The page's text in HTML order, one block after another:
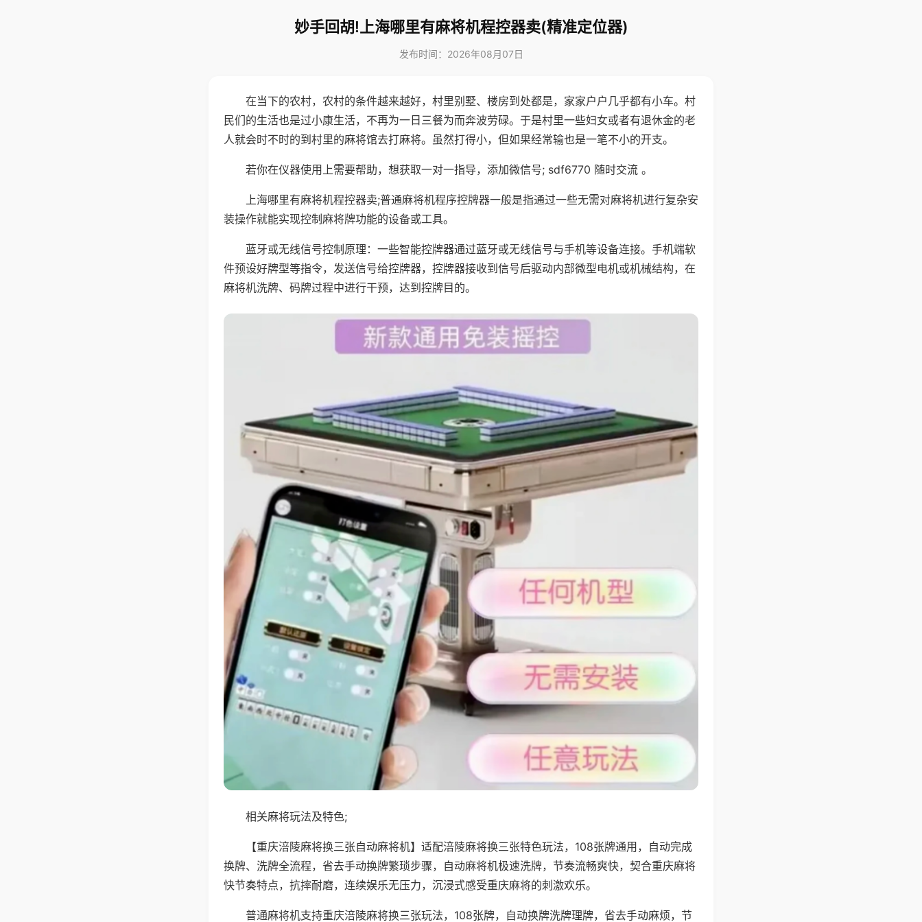
妙手回胡!上海哪里有麻将机程控器卖(精准定位器)
发布时间：2026年08月07日
在当下的农村，农村的条件越来越好，村里别墅、楼房到处都是，家家户户几乎都有小车。村
民们的生活也是过小康生活，不再为一日三餐为而奔波劳碌。于是村里一些妇女或者有退休金的老
人就会时不时的到村里的麻将馆去打麻将。虽然打得小，但如果经常输也是一笔不小的开支。
若你在仪器使用上需要帮助，想获取一对一指导，添加微信号; sdf6770 随时交流 。
上海哪里有麻将机程控器卖;普通麻将机程序控牌器一般是指通过一些无需对麻将机进行复杂安
装操作就能实现控制麻将牌功能的设备或工具。
蓝牙或无线信号控制原理：一些智能控牌器通过蓝牙或无线信号与手机等设备连接。手机端软
件预设好牌型等指令，发送信号给控牌器，控牌器接收到信号后驱动内部微型电机或机械结构，在
麻将机洗牌、码牌过程中进行干预，达到控牌目的。
相关麻将玩法及特色;
【重庆涪陵麻将换三张自动麻将机】适配涪陵麻将换三张特色玩法，108张牌通用，自动完成
换牌、洗牌全流程，省去手动换牌繁琐步骤，自动麻将机极速洗牌，节奏流畅爽快，契合重庆麻将
快节奏特点，抗摔耐磨，连续娱乐无压力，沉浸式感受重庆麻将的刺激欢乐。
普通麻将机支持重庆涪陵麻将换三张玩法，108张牌，自动换牌洗牌理牌，省去手动麻烦，节